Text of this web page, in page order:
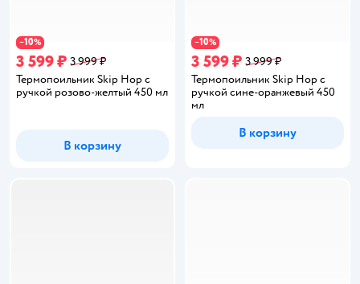
−10%
3 599 ₽ 3 999 ₽
Термопоильник Skip Hop с
ручкой розово-желтый 450 мл
В корзину
−10%
3 599 ₽ 3 999 ₽
Термопоильник Skip Hop с
ручкой сине-оранжевый 450
мл
В корзину